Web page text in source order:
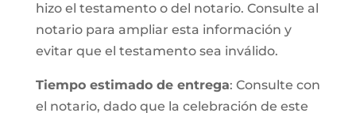
hizo el testamento o del notario. Consulte al
notario para ampliar esta información y
evitar que el testamento sea inválido.
Tiempo estimado de entrega: Consulte con
el notario, dado que la celebración de este